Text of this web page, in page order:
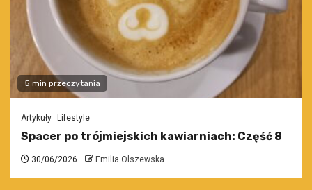
5 min przeczytania
Artykuły Lifestyle
Spacer po trójmiejskich kawiarniach: Część 8
30/06/2026 Emilia Olszewska